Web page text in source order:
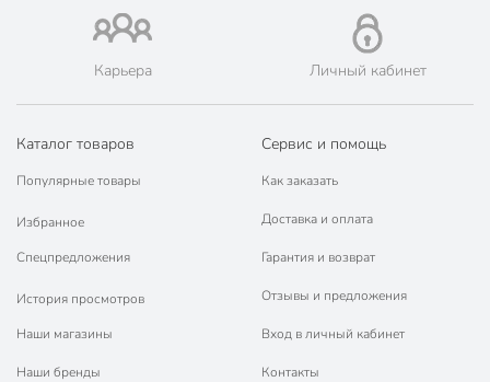
🛍 Скидки, акции, распродажи каждый день!
📜 Только оригинальная продукция. Интернет-гипермаркет
Порядок - официальный представитель ведущих мировых
марок.
Карьера Личный кабинет
Каталог товаров
Популярные товары
Избранное
Спецпредложения
История просмотров
Наши магазины
Наши бренды
Сервис и помощь
Как заказать
Доставка и оплата
Гарантия и возврат
Отзывы и предложения
Вход в личный кабинет
Контакты